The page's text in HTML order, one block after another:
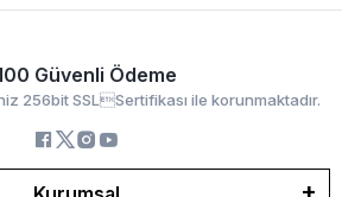
Güvenli Ödeme
256bit SSLSertifikası ile korunmaktadır.